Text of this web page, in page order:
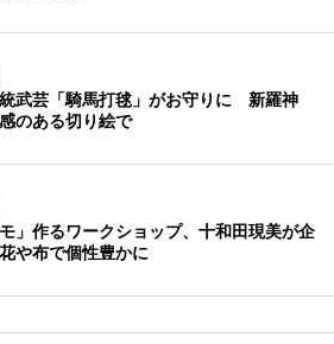
武芸「騎馬打毬」がお守りに 新羅神
のある切り絵で
モ」作るワークショップ、十和田現美が企
や布で個性豊かに